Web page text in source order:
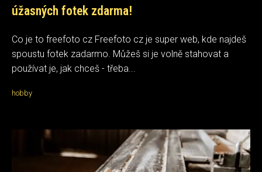
úžasných fotek zdarma!
Co je to freefoto cz Freefoto cz je super web, kde najdeš
spoustu fotek zadarmo. Můžeš si je volně stahovat a
používat je, jak chceš - třeba...
hobby